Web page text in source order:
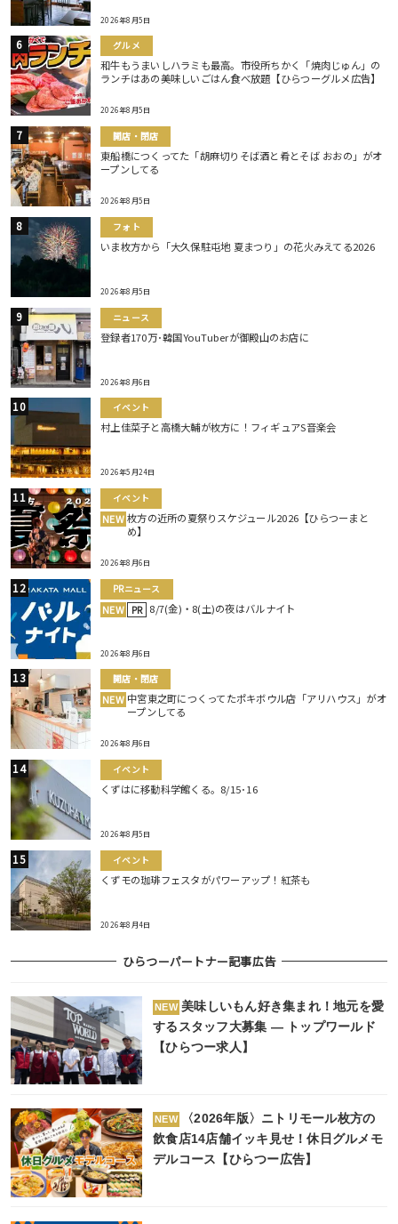
2026年8月5日
グルメ
和牛もうまいしハラミも最高。市役所ちかく「焼肉じゅん」の
ランチはあの美味しいごはん食べ放題【ひらつーグルメ広告】
2026年8月5日
開店・閉店
東船橋につくってた「胡麻切りそば酒と肴とそば おおの」がオ
ープンしてる
2026年8月5日
フォト
いま枚方から「大久保駐屯地 夏まつり」の花火みえてる2026
2026年8月5日
ニュース
登録者170万･韓国YouTuberが御殿山のお店に
2026年8月6日
イベント
村上佳菜子と高橋大輔が枚方に！フィギュアS音楽会
2026年5月24日
イベント
NEW 枚方の近所の夏祭りスケジュール2026【ひらつーまと
め】
2026年8月6日
PRニュース
NEW PR 8/7(金)・8(土)の夜はバルナイト
2026年8月6日
開店・閉店
NEW 中宮東之町につくってたポキボウル店「アリハウス」がオ
ープンしてる
2026年8月6日
イベント
くずはに移動科学館くる。8/15･16
2026年8月5日
イベント
くずモの珈琲フェスタがパワーアップ！紅茶も
2026年8月4日
ひらつーパートナー記事広告
NEW 美味しいもん好き集まれ！地元を愛
するスタッフ大募集 ― トップワールド
【ひらつー求人】
NEW
〈2026年版〉ニトリモール枚方の
飲食店14店舗イッキ見せ！休日グルメモ
デルコース【ひらつー広告】